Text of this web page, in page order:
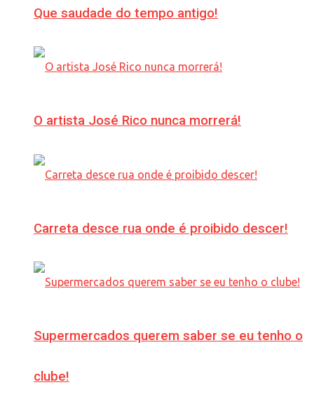
Que saudade do tempo antigo!
O artista José Rico nunca morrerá!
Carreta desce rua onde é proibido descer!
Supermercados querem saber se eu tenho o
clube!